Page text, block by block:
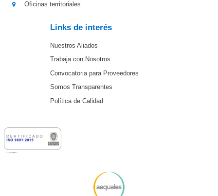
Oficinas territoriales
Links de interés
Nuestros Aliados
Trabaja con Nosotros
Convocatoria para Proveedores
Somos Transparentes
Política de Calidad